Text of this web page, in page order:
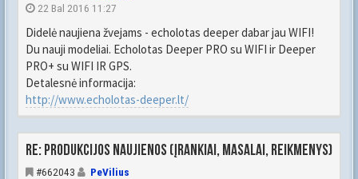
22 Bal 2016 11:27
Didelė naujiena žvejams - echolotas deeper dabar jau WIFI!
Du nauji modeliai. Echolotas Deeper PRO su WIFI ir Deeper
PRO+ su WIFI IR GPS.
Detalesnė informacija:
http://www.echolotas-deeper.lt/
Re: Produkcijos naujienos (įrankiai, masalai, reikmenys)
#662043
PeVilius